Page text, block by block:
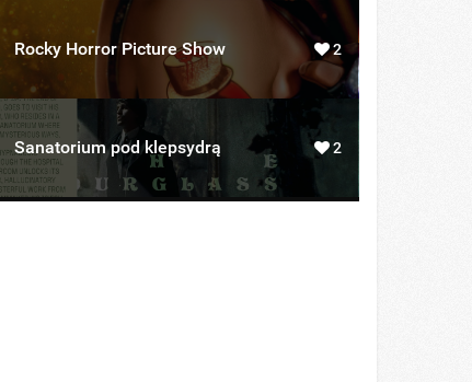
Rocky Horror Picture Show 2
Sanatorium pod klepsydrą 2